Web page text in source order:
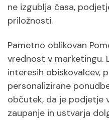
ne izgublja časa,
priložnosti.
Pametno oblikovan
vrednost v marketingu.
interesih obiskovalcev,
personalizirane
občutek, da je podjetje
zaupanje in ustvarja